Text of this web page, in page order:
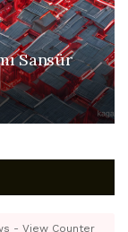
Sansür
- View Counter